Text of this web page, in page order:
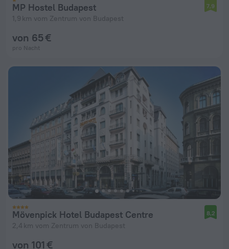
MP Hostel Budapest
1,9 km vom Zentrum von Budapest
7,9
von 65 €
pro Nacht
Mövenpick Hotel Budapest Centre
2,4 km vom Zentrum von Budapest
8,2
von 101 €